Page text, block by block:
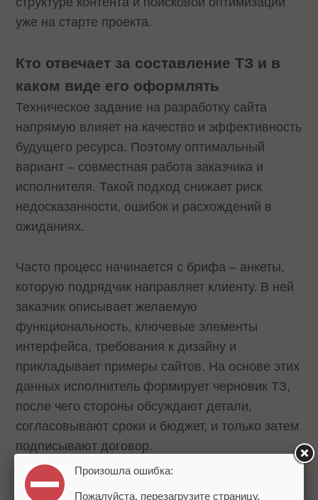
уже на старте проекта.
Кто отвечает за составление ТЗ и в
каком виде его оформлять
Техническое задание на разработку сайта
напрямую влияет на качество и эффективность
будущего ресурса. Поэтому оптимальный
вариант – совместная работа заказчика и
исполнителя. Такой подход снижает риск
недосказанности, ошибок и расхождений в
ожиданиях.
Часто процесс начинается с брифа – анкеты,
которую подрядчик направляет клиенту. В ней
заказчик описывает желаемую
функциональность, ключевые элементы
интерфейса, требования к дизайну и
прикладывает примеры сайтов. На основе этих
данных исполнитель формирует черновик ТЗ,
после чего стороны обсуждают детали,
согласовывают сроки и бюджет, и только затем
подписывают договор.
Иногда клиент предоставляет уже готовое
Произошла ошибка:
Пожалуйста, перезагрузите страницу.